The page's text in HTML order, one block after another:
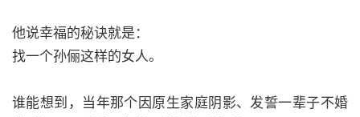
他说幸福的秘诀就是：
找一个孙俪这样的女人。
谁能想到，当年那个因原生家庭阴影、发誓一辈子不婚